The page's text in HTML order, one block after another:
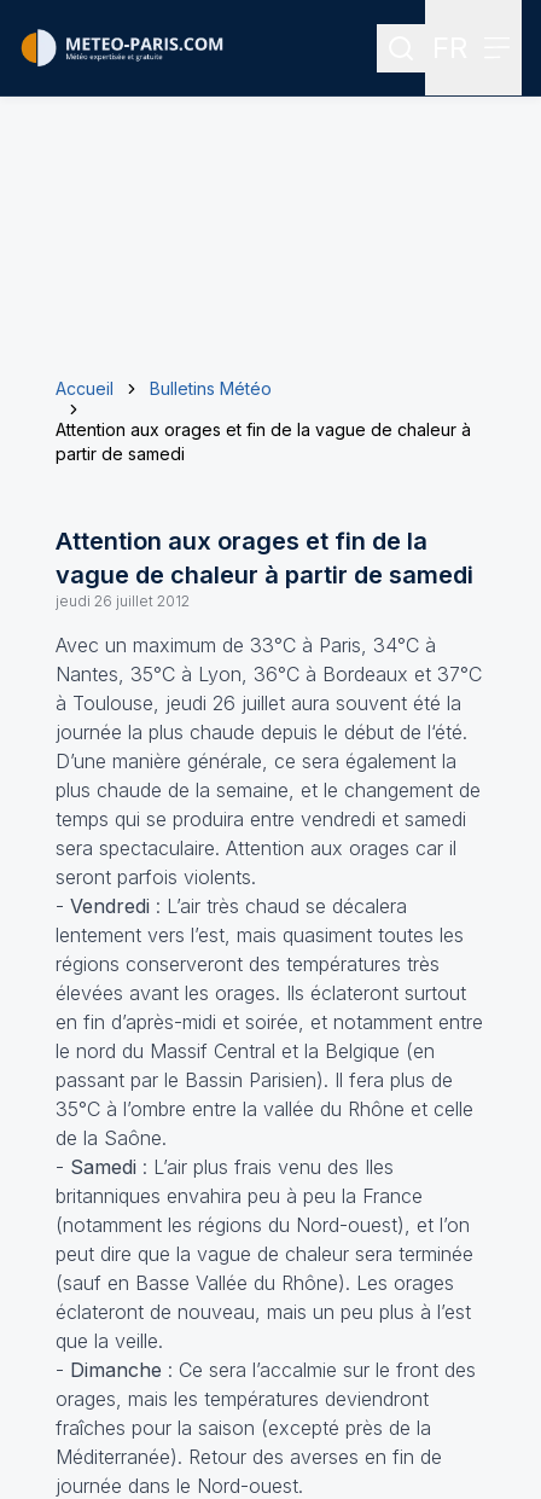
Rechercher
Accueil
Bulletins Météo
Attention aux orages et fin de la vague de chaleur à
partir de samedi
Attention aux orages et fin de la
vague de chaleur à partir de samedi
jeudi 26 juillet 2012
Avec un maximum de 33°C à Paris, 34°C à
Nantes, 35°C à Lyon, 36°C à Bordeaux et 37°C
à Toulouse, jeudi 26 juillet aura souvent été la
journée la plus chaude depuis le début de l‘été.
D’une manière générale, ce sera également la
plus chaude de la semaine, et le changement de
temps qui se produira entre vendredi et samedi
sera spectaculaire. Attention aux orages car il
seront parfois violents.
- Vendredi : L’air très chaud se décalera
lentement vers l’est, mais quasiment toutes les
régions conserveront des températures très
élevées avant les orages. Ils éclateront surtout
en fin d’après-midi et soirée, et notamment entre
le nord du Massif Central et la Belgique (en
passant par le Bassin Parisien). Il fera plus de
35°C à l’ombre entre la vallée du Rhône et celle
de la Saône.
- Samedi : L’air plus frais venu des Iles
britanniques envahira peu à peu la France
(notamment les régions du Nord-ouest), et l’on
peut dire que la vague de chaleur sera terminée
(sauf en Basse Vallée du Rhône). Les orages
éclateront de nouveau, mais un peu plus à l’est
que la veille.
- Dimanche : Ce sera l’accalmie sur le front des
orages, mais les températures deviendront
fraîches pour la saison (excepté près de la
Méditerranée). Retour des averses en fin de
journée dans le Nord-ouest.